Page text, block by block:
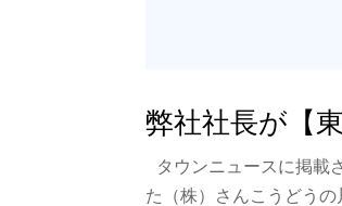
弊社社長が【
タウンニュースに掲載
た（株）さんこうどう